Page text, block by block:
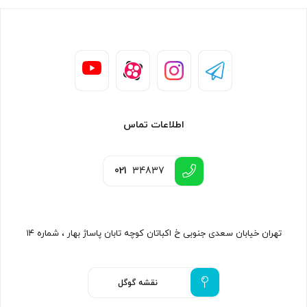
اطلاعات تماس
021 34837
تهران خیابان سعدی جنوبی خ اکباتان کوچه تابان پاساژ بهار ، شماره ۱۴
نقشه گوگل